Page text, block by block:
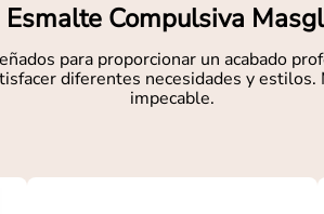
Esmalte Compulsiva
para proporcionar un acabado
diferentes necesidades y
impecable.